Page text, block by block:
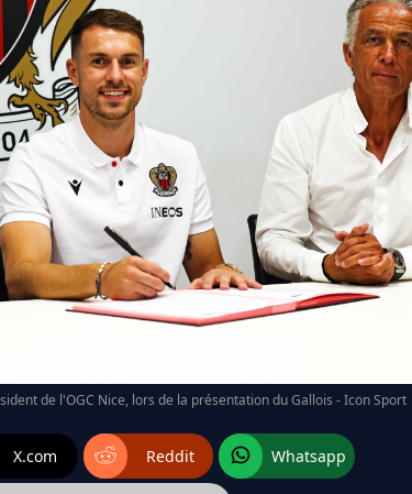
de l'OGC Nice, lors de la présentation du Gallois - Icon Sport
X.com Reddit Whatsapp